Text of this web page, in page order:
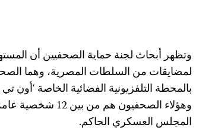
وتظهر أبحاث لجنة حماية الصحفيين أن
لمضايقات من السلطات المصرية، وهما
بالمحطة التلفزيونية الفضائية الخاصة ‘أون
وهؤلاء الصحفيون
المجلس العسكري الحاكم.